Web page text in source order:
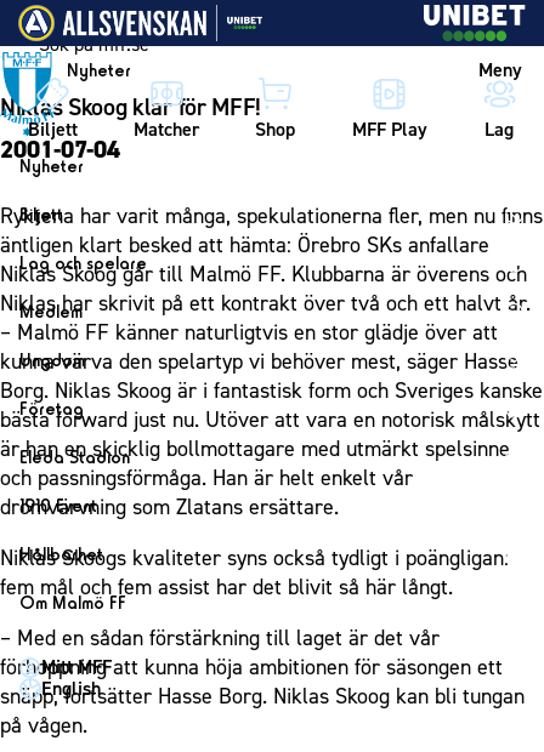
Vidare till innehållet
Nyheter Meny
Biljett Matcher Shop MFF Play Lag
Nyheter
Nyheter
Kalender
Biljett
Biljett
Årskort herr
Årskort dam
Mitt MFF
Biljetter till bortamatcher
Biljettvillkor
Lag och spelare
Lag
Herrlaget
Spelare
Ledarstab
Damlaget
Spelare
Medlem
Medlemskap i Malmö FF
Årsmöte 2026
Ungdom
MFF Ungdom
Sommarfotboll
Skånecupen
Fotbollsskolan
Fotbollsnätverket
P19
F19
P17
F17
Företag
Bli företagspartner
Nätverket
Klubbstolar
Partner dam
Eleda Stadion
Eleda Stadion
Matchdag på Eleda Stadion
MFF-museet & rundvandringar
1910 Event
1910 Event
Fest & Event
Möte
Mässa
Sommarfest
Hållbarhet
Hållbarhet
Himmelsblå framtid – en match för miljön
MFF i samhället
Laget för alla
Om Malmö FF
Om Malmö FF
Kontakt
Press och media
Mitt MFF
English
Niklas Skoog klar för MFF!
2001-07-04
Ryktena har varit många, spekulationerna fler, men nu finns
äntligen klart besked att hämta: Örebro SKs anfallare
Niklas Skoog går till Malmö FF. Klubbarna är överens och
Niklas har skrivit på ett kontrakt över två och ett halvt år.
– Malmö FF känner naturligtvis en stor glädje över att
kunna värva den spelartyp vi behöver mest, säger Hasse
Borg. Niklas Skoog är i fantastisk form och Sveriges kanske
bästa forward just nu. Utöver att vara en notorisk målskytt
är han en skicklig bollmottagare med utmärkt spelsinne
och passningsförmåga. Han är helt enkelt vår
drömvärvning som Zlatans ersättare.
Niklas Skoogs kvaliteter syns också tydligt i poängligan:
fem mål och fem assist har det blivit så här långt.
– Med en sådan förstärkning till laget är det vår
förhoppning att kunna höja ambitionen för säsongen ett
snäpp, fortsätter Hasse Borg. Niklas Skoog kan bli tungan
på vågen.